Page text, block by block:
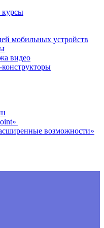
курсы
мобильных устройств
видео
возможности»